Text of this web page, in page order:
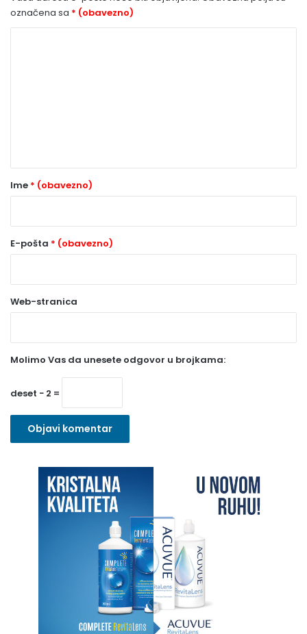
označena sa * (obavezno)
r
o
a
v
z
n
Ime * (obavezno)
E-pošta * (obavezno)
Web-stranica
Molimo Vas da unesete odgovor u brojkama:
deset − 2 =